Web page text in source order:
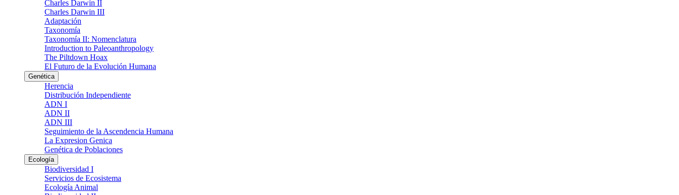
Charles Darwin II
Charles Darwin III
Adaptación
Taxonomía
Taxonomía II: Nomenclatura
Introduction to Paleoanthropology
The Piltdown Hoax
El Futuro de la Evolución Humana
Genética
Herencia
Distribución Independiente
ADN I
ADN II
ADN III
Seguimiento de la Ascendencia Humana
La Expresion Genica
Genética de Poblaciones
Ecología
Biodiversidad I
Servicios de Ecosistema
Ecología Animal